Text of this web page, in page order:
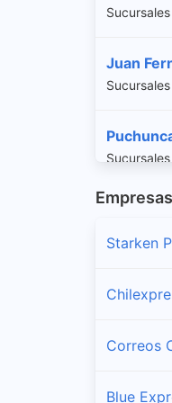
Juan
Quintero
Viña Del
Empresas
Starken
Correos
Blue